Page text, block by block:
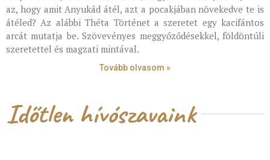
az, hogy amit Anyukád átél, azt a pocakjában növekedve te is
átéled? Az alábbi Théta Történet a szeretet egy kacifántos
arcát mutatja be. Szövevényes meggyőződésekkel, földöntúli
szeretettel és magzati mintával.
Tovább olvasom »
Időtlen hívószavaink